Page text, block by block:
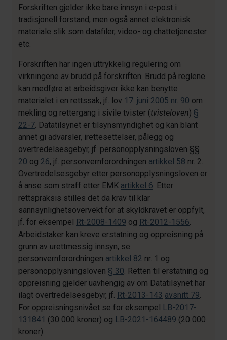
Forskriften gjelder ikke bare innsyn i e-post i
tradisjonell forstand, men også annet elektronisk
materiale slik som datafiler, video- og chattetjenester
etc.
Forskriften har ingen uttrykkelig regulering om
virkningene av brudd på forskriften. Brudd på reglene
kan medføre at arbeidsgiver ikke kan benytte
materialet i en rettssak, jf. lov 17. juni 2005 nr. 90 om
mekling og rettergang i sivile tvister (tvisteloven) §
22-7. Datatilsynet er tilsynsmyndighet og kan blant
annet gi advarsler, irettesettelser, pålegg og
overtredelsesgebyr, jf. personopplysningsloven §§
20 og 26, jf. personvernforordningen artikkel 58 nr. 2.
Overtredelsesgebyr etter personopplysningsloven er
å anse som straff etter EMK artikkel 6. Etter
rettspraksis stilles det da krav til klar
sannsynlighetsovervekt for at skyldkravet er oppfylt,
jf. for eksempel Rt-2008-1409 og Rt-2012-1556.
Arbeidstaker kan kreve erstatning og oppreisning på
grunn av urettmessig innsyn, se
personvernforordningen artikkel 82 nr. 1 og
personopplysningsloven § 30. Retten til erstatning og
oppreisning gjelder uavhengig av om Datatilsynet har
ilagt overtredelsesgebyr, jf. Rt-2013-143 avsnitt 79.
For oppreisningsnivået se for eksempel LB-2017-
131841 (30 000 kroner) og LB-2021-164489 (20 000
kroner).